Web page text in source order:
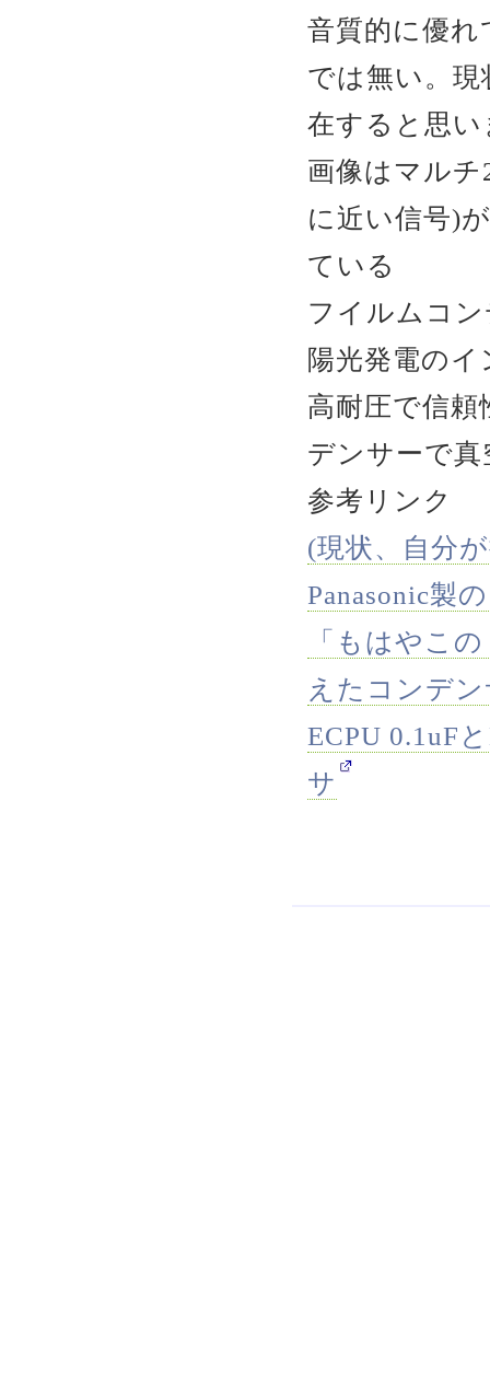
音質的に優
では無い。
在すると思い
画像はマル
に近い信号)
ている
フイルムコ
陽光発電の
高耐圧で信
デンサーで
参考リンク
(現状、自分
Panasonic製
「もはやこ
えたコンデ
ECPU 0.1uF
サ